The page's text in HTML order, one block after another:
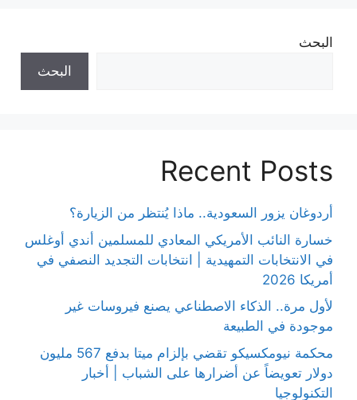
البحث
البحث
Recent Posts
أردوغان يزور السعودية.. ماذا يُنتظر من الزيارة؟
خسارة النائب الأمريكي المعادي للمسلمين أندي أوغلس
في الانتخابات التمهيدية | انتخابات التجديد النصفي في
أمريكا 2026
لأول مرة.. الذكاء الاصطناعي يصنع فيروسات غير
موجودة في الطبيعة
محكمة نيومكسيكو تقضي بإلزام ميتا بدفع 567 مليون
دولار تعويضاً عن أضرارها على الشباب | أخبار
التكنولوجيا